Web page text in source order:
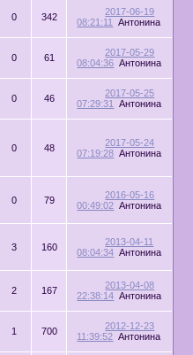
0 342
2017-06-19
08:21:11
Антонина
0 61
2017-05-29
08:04:36 Антонина
0 46
2017-05-25
07:29:31
Антонина
0 48
2017-05-24
07:19:28 Антонина
0 79
2016-05-16
00:49:02 Антонина
3 160
2013-04-11
08:04:34 Антонина
2 167
2013-04-08
22:38:14 Антонина
1 700
2012-12-23
11:39:52 Антонина